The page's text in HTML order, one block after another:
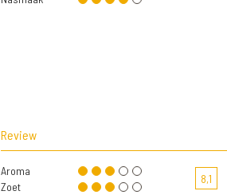
Review
Aroma
Zoet
8,1